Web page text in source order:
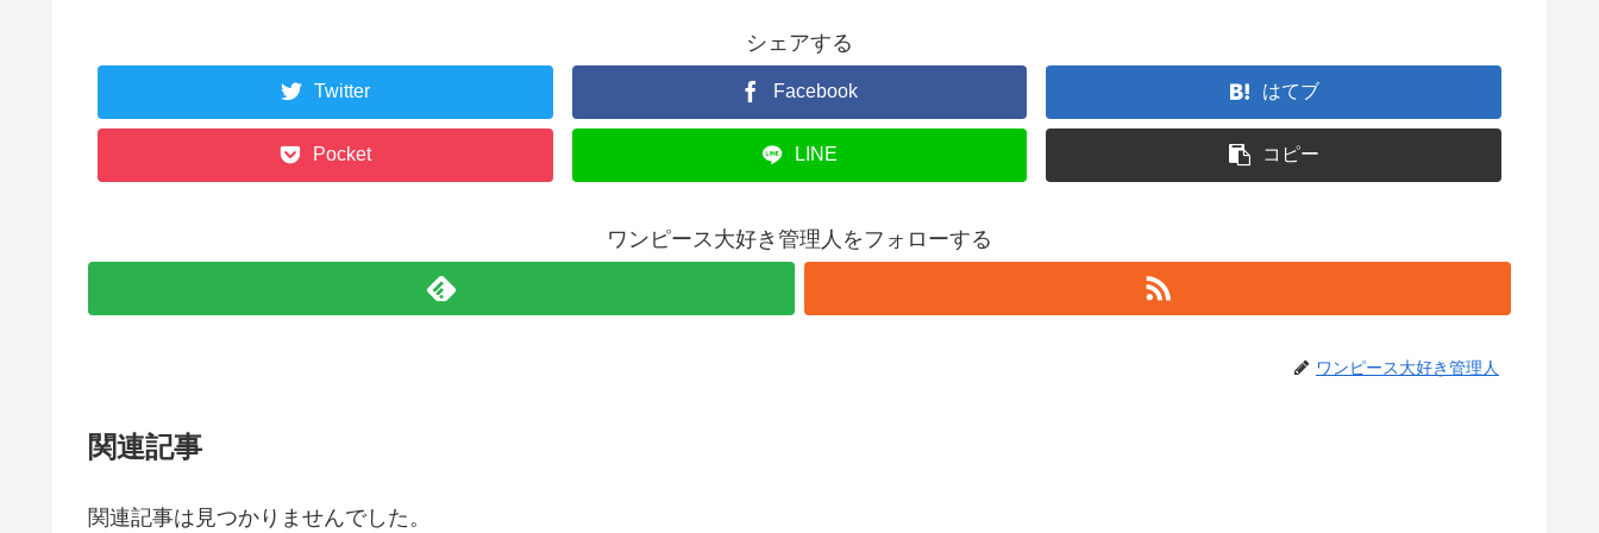
シェアする
Twitter Facebook はてブ
Pocket LINE コピー
ワンピース大好き管理人をフォローする
ワンピース大好き管理人
関連記事
関連記事は見つかりませんでした。